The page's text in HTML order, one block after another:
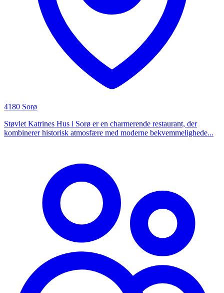
4180 Sorø
Støvlet Katrines Hus i Sorø er en charmerende restaurant, der
kombinerer historisk atmosfære med moderne bekvemmelighede...